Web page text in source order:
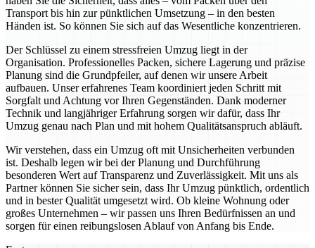
Transport bis hin zur pünktlichen Umsetzung – in den besten
Händen ist. So können Sie sich auf das Wesentliche konzentrieren.
Der Schlüssel zu einem stressfreien Umzug liegt in der
Organisation. Professionelles Packen, sichere Lagerung und präzise
Planung sind die Grundpfeiler, auf denen wir unsere Arbeit
aufbauen. Unser erfahrenes Team koordiniert jeden Schritt mit
Sorgfalt und Achtung vor Ihren Gegenständen. Dank moderner
Technik und langjähriger Erfahrung sorgen wir dafür, dass Ihr
Umzug genau nach Plan und mit hohem Qualitätsanspruch abläuft.
Wir verstehen, dass ein Umzug oft mit Unsicherheiten verbunden
ist. Deshalb legen wir bei der Planung und Durchführung
besonderen Wert auf Transparenz und Zuverlässigkeit. Mit uns als
Partner können Sie sicher sein, dass Ihr Umzug pünktlich, ordentlich
und in bester Qualität umgesetzt wird. Ob kleine Wohnung oder
großes Unternehmen – wir passen uns Ihren Bedürfnissen an und
sorgen für einen reibungslosen Ablauf von Anfang bis Ende.